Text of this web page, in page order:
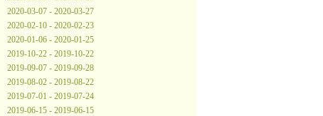
2020-03-07 - 2020-03-27
2020-02-10 - 2020-02-23
2020-01-06 - 2020-01-25
2019-10-22 - 2019-10-22
2019-09-07 - 2019-09-28
2019-08-02 - 2019-08-22
2019-07-01 - 2019-07-24
2019-06-15 - 2019-06-15